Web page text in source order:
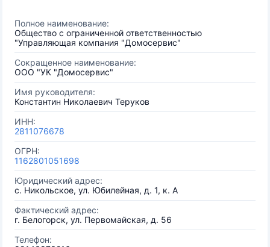
Полное наименование:
Общество с ограниченной ответственностью
"Управляющая компания "Домосервис"
Сокращенное наименование:
ООО "УК "Домосервис"
Имя руководителя:
Константин Николаевич Теруков
ИНН:
2811076678
ОГРН:
1162801051698
Юридический адрес:
с. Никольское, ул. Юбилейная, д. 1, к. А
Фактический адрес:
г. Белогорск, ул. Первомайская, д. 56
Телефон: